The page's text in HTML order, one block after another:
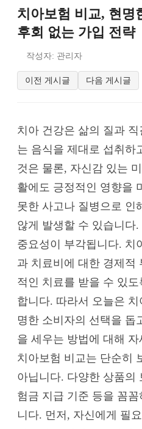
치아보험 비교, 현명
후회 없는 가입 전략
작성자: 관리자
이전 게시글 다음 게시글
치아 건강은 삶의 질과
는 음식을 제대로 섭취하
것은 물론, 자신감 있는
활에도 긍정적인 영향을
못한 사고나 질병으로 인
않게 발생할 수 있습니다
중요성이 부각됩니다. 치
과 치료비에 대한 경제적
적인 치료를 받을 수 있
합니다. 따라서 오늘은
명한 소비자의 선택을 돕
을 세우는 방법에 대해
치아보험 비교는 단순히
아닙니다. 다양한 상품의
험금 지급 기준 등을 꼼
니다. 먼저, 자신에게 필